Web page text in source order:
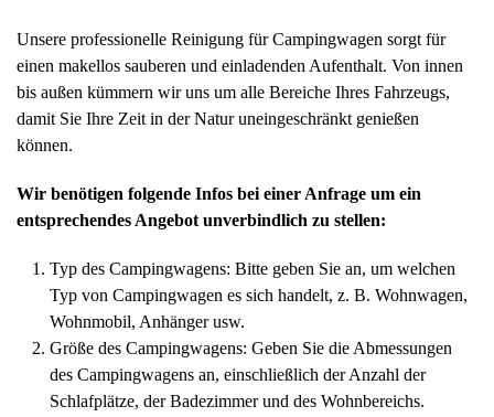
Unsere professionelle Reinigung für Campingwagen sorgt für
einen makellos sauberen und einladenden Aufenthalt. Von innen
bis außen kümmern wir uns um alle Bereiche Ihres Fahrzeugs,
damit Sie Ihre Zeit in der Natur uneingeschränkt genießen
können.
Wir benötigen folgende Infos bei einer Anfrage um ein
entsprechendes Angebot unverbindlich zu stellen:
Typ des Campingwagens: Bitte geben Sie an, um welchen
Typ von Campingwagen es sich handelt, z. B. Wohnwagen,
Wohnmobil, Anhänger usw.
Größe des Campingwagens: Geben Sie die Abmessungen
des Campingwagens an, einschließlich der Anzahl der
Schlafplätze, der Badezimmer und des Wohnbereichs.